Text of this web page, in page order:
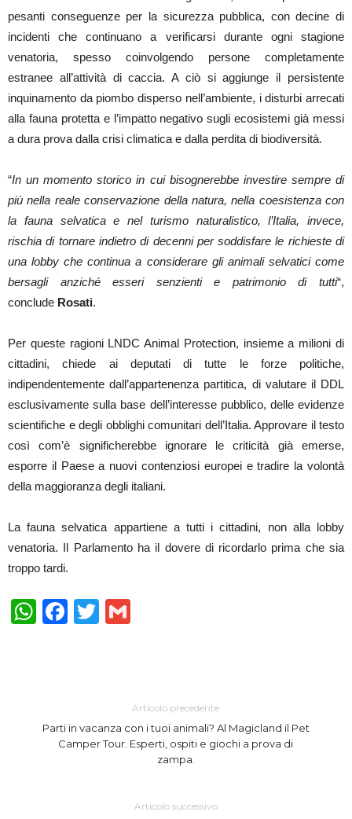
pesanti conseguenze per la sicurezza pubblica, con decine di
incidenti che continuano a verificarsi durante ogni stagione
venatoria, spesso coinvolgendo persone completamente
estranee all’attività di caccia. A ciò si aggiunge il persistente
inquinamento da piombo disperso nell’ambiente, i disturbi arrecati
alla fauna protetta e l’impatto negativo sugli ecosistemi già messi
a dura prova dalla crisi climatica e dalla perdita di biodiversità.
“In un momento storico in cui bisognerebbe investire sempre di
più nella reale conservazione della natura, nella coesistenza con
la fauna selvatica e nel turismo naturalistico, l’Italia, invece,
rischia di tornare indietro di decenni per soddisfare le richieste di
una lobby che continua a considerare gli animali selvatici come
bersagli anziché esseri senzienti e patrimonio di tutti“,
conclude Rosati.
Per queste ragioni LNDC Animal Protection, insieme a milioni di
cittadini, chiede ai deputati di tutte le forze politiche,
indipendentemente dall’appartenenza partitica, di valutare il DDL
esclusivamente sulla base dell’interesse pubblico, delle evidenze
scientifiche e degli obblighi comunitari dell’Italia. Approvare il testo
così com’è significherebbe ignorare le criticità già emerse,
esporre il Paese a nuovi contenziosi europei e tradire la volontà
della maggioranza degli italiani.
La fauna selvatica appartiene a tutti i cittadini, non alla lobby
venatoria. Il Parlamento ha il dovere di ricordarlo prima che sia
troppo tardi.
WhatsApp
Facebook
Twitter
Articolo precedente
Parti in vacanza con i tuoi animali? Al Magicland il Pet
Camper Tour. Esperti, ospiti e giochi a prova di
zampa.
Articolo successivo